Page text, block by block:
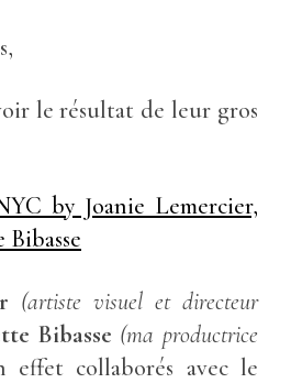
le résultat de leur gros
(artiste visuel et directeur
Bibasse (ma productrice
effet collaborés avec le